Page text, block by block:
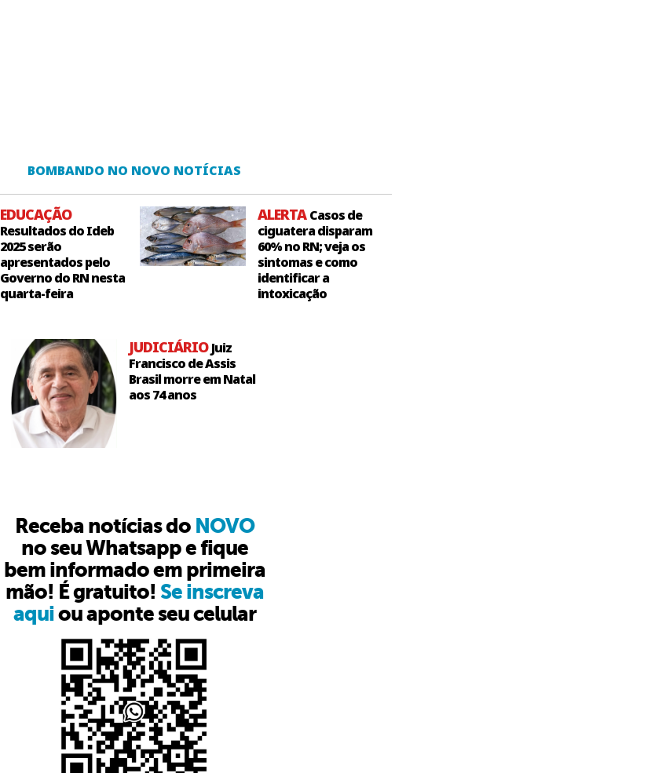
BOMBANDO NO NOVO NOTÍCIAS
EDUCAÇÃO
Resultados do Ideb
2025 serão
apresentados pelo
Governo do RN nesta
quarta-feira
ALERTACasos de
ciguatera disparam
60% no RN; veja os
sintomas e como
identificar a
intoxicação
JUDICIÁRIOJuiz
Francisco de Assis
Brasil morre em Natal
aos 74 anos
Receba notícias do NOVO
no seu Whatsapp e fique
bem informado em primeira
mão! É gratuito! Se inscreva
aquiou aponte seu celular